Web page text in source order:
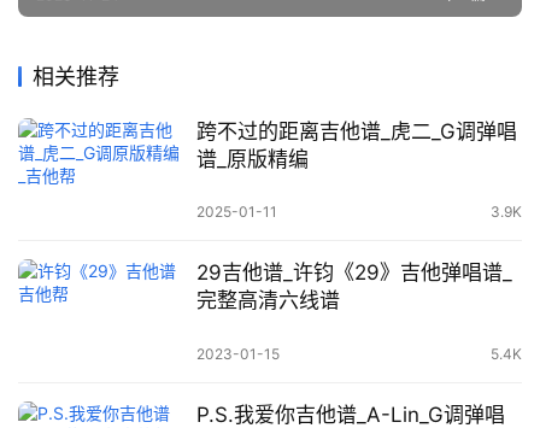
相关推荐
跨不过的距离吉他谱_虎二_G调弹唱
谱_原版精编
2025-01-11 3.9K
29吉他谱_许钧《29》吉他弹唱谱_
完整高清六线谱
2023-01-15 5.4K
P.S.我爱你吉他谱_A-Lin_G调弹唱